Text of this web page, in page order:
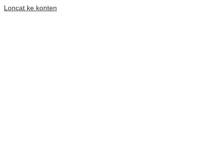
Loncat ke konten